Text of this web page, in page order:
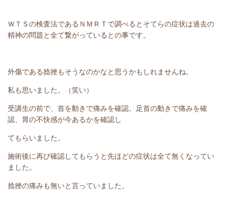
ＷＴＳの検査法であるＮＭＲＴで調べるとそてらの症状は過去の
精神の問題と全て繋がっているとの事です。
外傷である捻挫もそうなのかなと思うかもしれませんね。
私も思いました。（笑い）
受講生の前で、首を動きで痛みを確認、足首の動きで痛みを確
認、胃の不快感が今あるかを確認し
てもらいました。
施術後に再び確認してもらうと先ほどの症状は全て無くなってい
ました。
捻挫の痛みも無いと言っていました。